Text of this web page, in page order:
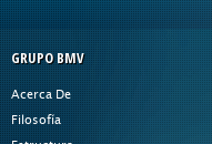
GRUPO BMV
Acerca De
Filosofía